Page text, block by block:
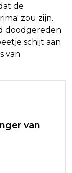
de
zou zijn.
doodgereden
schijt aan
van
van